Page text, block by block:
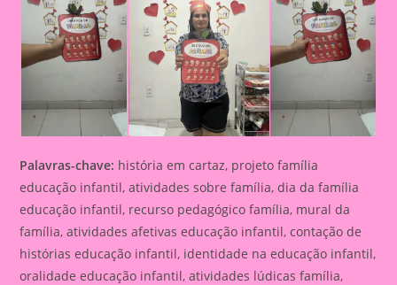
Palavras-chave: história em cartaz, projeto família
educação infantil, atividades sobre família, dia da família
educação infantil, recurso pedagógico família, mural da
família, atividades afetivas educação infantil, contação de
histórias educação infantil, identidade na educação infantil,
oralidade educação infantil, atividades lúdicas família,